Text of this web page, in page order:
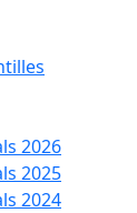
2026
2025
2024